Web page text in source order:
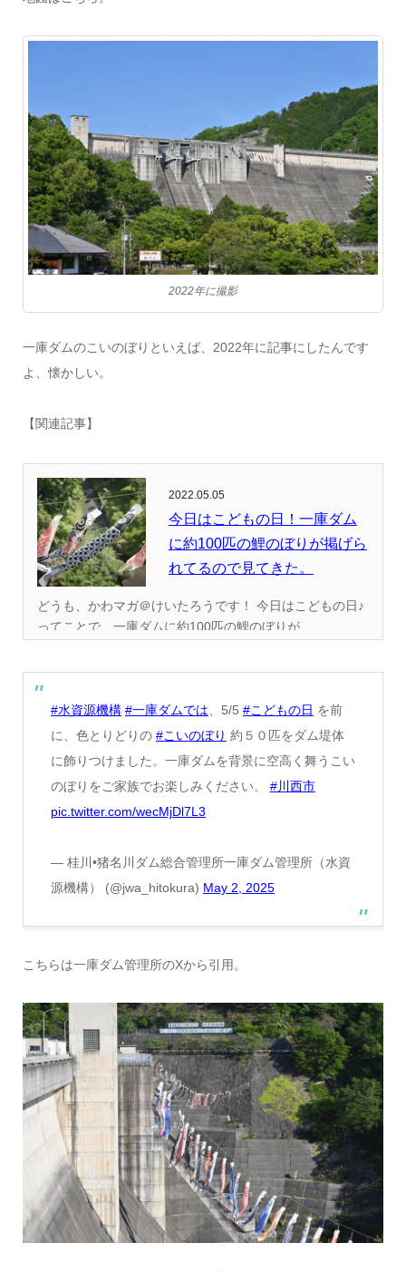
2022年に撮影
一庫ダムのこいのぼりといえば、2022年に記事にしたんです
よ、懐かしい。
【関連記事】
2022.05.05
今日はこどもの日！一庫ダム
に約100匹の鯉のぼりが掲げら
れてるので見てきた。
どうも、かわマガ＠けいたろうです！ 今日はこどもの日♪
ってことで、一庫ダムに約100匹の鯉のぼりが...
#水資源機構 #一庫ダムでは 、5/5 #こどもの日 を前
に、色とりどりの #こいのぼり 約５０匹をダム堤体
に飾りつけました。一庫ダムを背景に空高く舞うこい
のぼりをご家族でお楽しみください。 #川西市
pic.twitter.com/wecMjDl7L3
— 桂川•猪名川ダム総合管理所一庫ダム管理所（水資
源機構） (@jwa_hitokura) May 2, 2025
こちらは一庫ダム管理所のXから引用。